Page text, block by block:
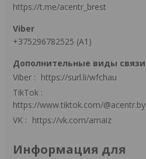
https://t.me/acentr_brest
+375296782525 (А1)
Viber
https://surl.li/wfchau
TikTok
https://www.tiktok.com/@acentr.by
VK
https://vk.com/amaiz
Информация для